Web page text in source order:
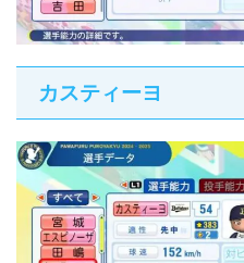
カスティーヨ